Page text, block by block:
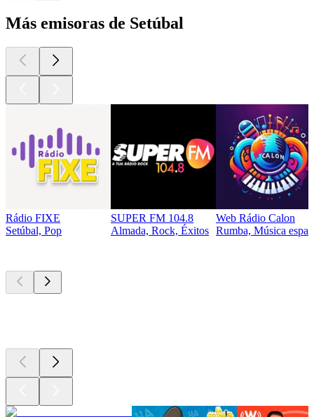
Más emisoras de Setúbal
Rádio FIXE
Setúbal, Pop
SUPER FM 104.8
Almada, Rock, Éxitos
Web Rádio Calon
Rumba, Música